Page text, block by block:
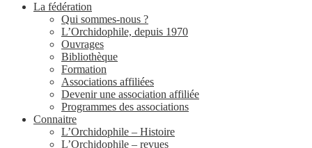
La fédération
Qui sommes-nous ?
L’Orchidophile, depuis 1970
Ouvrages
Bibliothèque
Formation
Associations affiliées
Devenir une association affiliée
Programmes des associations
Connaitre
L’Orchidophile – Histoire
L’Orchidophile – revues